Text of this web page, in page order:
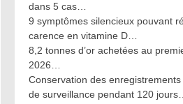
dans 5 cas…
9 symptômes silencieux pouvant
carence en vitamine D…
8,2 tonnes d’or achetées au
2026…
Conservation des
de surveillance pendant 120